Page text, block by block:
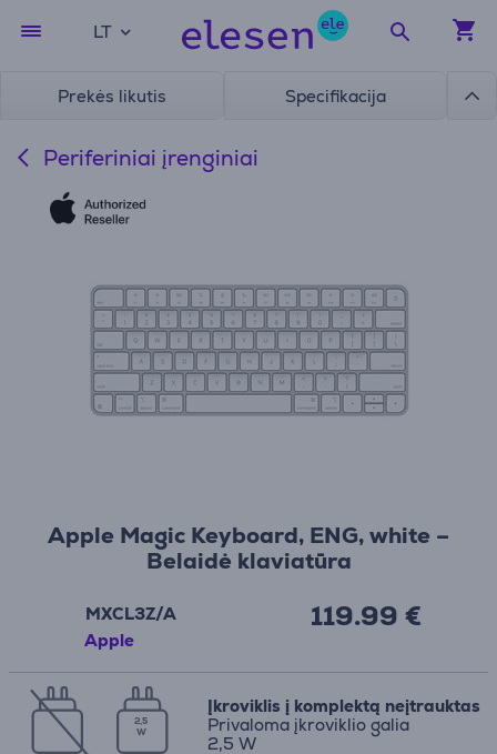
LT
Prekės likutis Specifikacija
Periferiniai įrenginiai
Apple Magic Keyboard, ENG, white –
Belaidė klaviatūra
MXCL3Z/A
Apple
119.99 €
2,5
W
Įkroviklis į komplektą neįtrauktas
Privaloma įkroviklio galia
2,5 W